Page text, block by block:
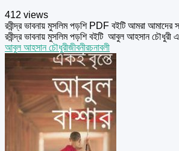
412 views
রবীন্দ্র ভাবনায় মুসলিম পড়শি PDF বইটি আমরা
রবীন্দ্র ভাবনায় মুসলিম পড়শি বইটি আবুল আহসান চৌধুরী
আবুল আহসান চৌধুরীজীবনীরচনাবলী